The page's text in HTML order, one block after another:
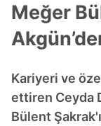
Meğer
Kariyeri ve
ettiren Ceyda
Bülent